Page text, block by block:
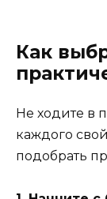
Как
Не ходите в
каждого
подобрать